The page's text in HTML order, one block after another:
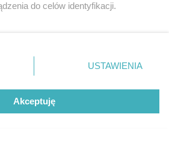
do celów identyfikacji.
przycisk ustawień prywatności
dolnym rogu strony
. Niektóre
prawo sprzeciwić się takiemu
będą miały zastosowania tylko
USTAWIENIA
Akceptuję